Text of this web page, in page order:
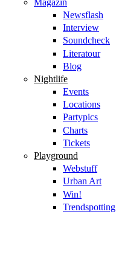
Newsflash
Interview
Soundcheck
Literatour
Blog
Nightlife
Events
Locations
Partypics
Charts
Tickets
Playground
Webstuff
Urban Art
Win!
Trendspotting